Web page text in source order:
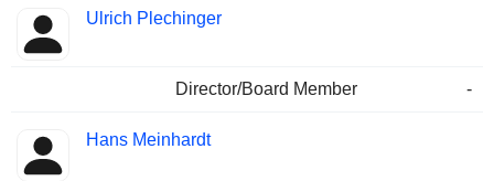
Ulrich Plechinger
Director/Board Member -
Hans Meinhardt